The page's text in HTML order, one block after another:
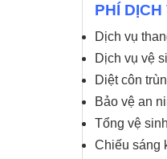
PHÍ
Dịch vụ
Dịch vụ vệ
Diệt côn
Bảo vệ an
Tổng vệ
Chiếu sáng